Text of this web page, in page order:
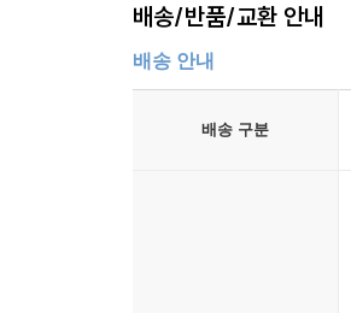
배송/반품/교환 안내
배송 안내
배송 구분